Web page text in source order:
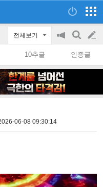
전체보기
공
on/off
검
색
글
쓰
10추글 인증글
06-08 09:30:14